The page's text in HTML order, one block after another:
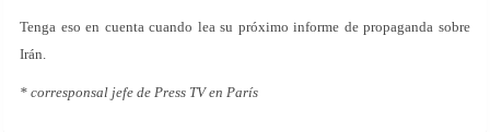
Tenga eso en cuenta cuando lea su próximo informe de propaganda sobre
Irán.
* corresponsal jefe de Press TV en París